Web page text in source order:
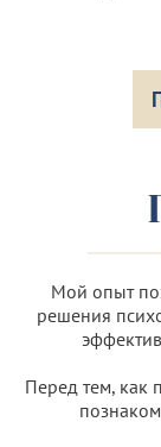
Мой опыт
решения
Перед тем, как